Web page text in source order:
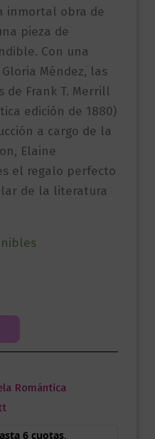
inmortal obra de
pieza de
Con una
Méndez, las
de Frank T. Merrill
edición de 1880)
a cargo de la
Elaine
el regalo perfecto
de la literatura
Romántica